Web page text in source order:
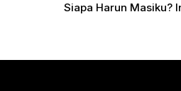
Siapa Harun Masiku?